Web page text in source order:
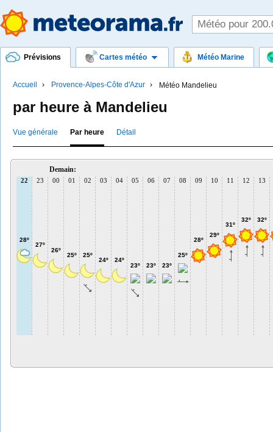
Prévisions Cartes météo Météo Marine
Accueil Provence-Alpes-Côte d'Azur Météo Mandelieu
par heure à Mandelieu
Vue générale Par heure Détail
22
28º
23
27º
Demain:
00
26º
01
25º
02
25º
03
24º
04
24º
05
23º
06
23º
07
23º
08
25º
09
28º
10
29º
11
31º
12
32º
13
32º